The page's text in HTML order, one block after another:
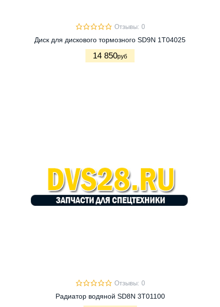
Отзывы: 0
Диск для дискового тормозного SD9N 1T04025
14 850руб
Отзывы: 0
Радиатор водяной SD8N 3T01100